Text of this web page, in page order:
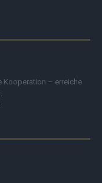
Kooperation – erreiche